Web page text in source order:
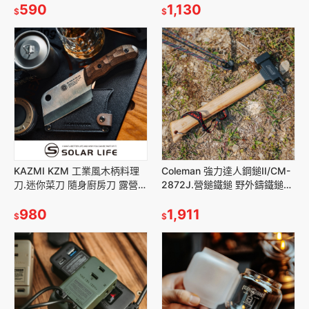
克杯隨行杯
$590
碗 露營野炊
$1,130
KAZMI KZM 工業風木柄料理
刀.迷你菜刀 隨身廚房刀 露營廚
$980
Coleman 強力達人鋼鎚II/CM-
2872J.營鎚鐵鎚 野外鑄鐵鎚
$1,911